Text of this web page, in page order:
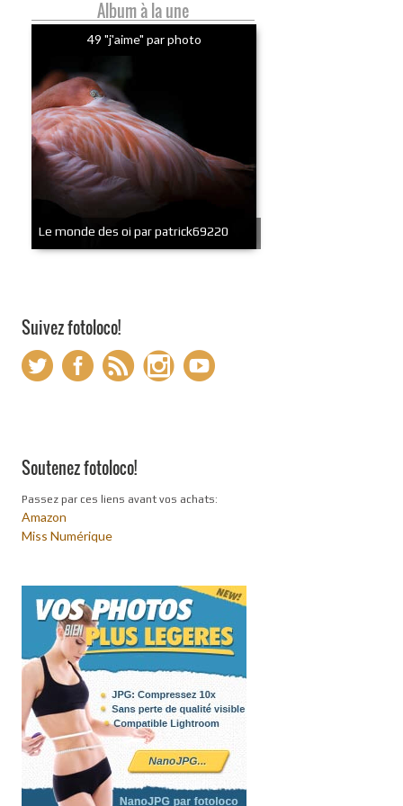
Album à la une
49 "j'aime" par photo
Le monde des oi par patrick69220
Suivez fotoloco!
Soutenez fotoloco!
Passez par ces liens avant vos achats:
Amazon
Miss Numérique